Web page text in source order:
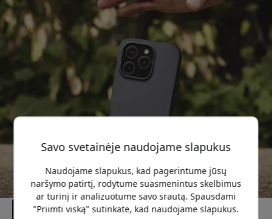
Savo svetainėje naudojame slapukus
Naudojame slapukus, kad pagerintume jūsų
naršymo patirtį, rodytume suasmenintus skelbimus
ar turinį ir analizuotume savo srautą. Spausdami
"Priimti viską" sutinkate, kad naudojame slapukus.